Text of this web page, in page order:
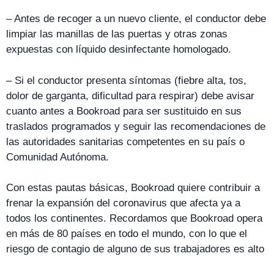
– Antes de recoger a un nuevo cliente, el conductor debe
limpiar las manillas de las puertas y otras zonas
expuestas con líquido desinfectante homologado.
– Si el conductor presenta síntomas (fiebre alta, tos,
dolor de garganta, dificultad para respirar) debe avisar
cuanto antes a Bookroad para ser sustituido en sus
traslados programados y seguir las recomendaciones de
las autoridades sanitarias competentes en su país o
Comunidad Autónoma.
Con estas pautas básicas, Bookroad quiere contribuir a
frenar la expansión del coronavirus que afecta ya a
todos los continentes. Recordamos que Bookroad opera
en más de 80 países en todo el mundo, con lo que el
riesgo de contagio de alguno de sus trabajadores es alto